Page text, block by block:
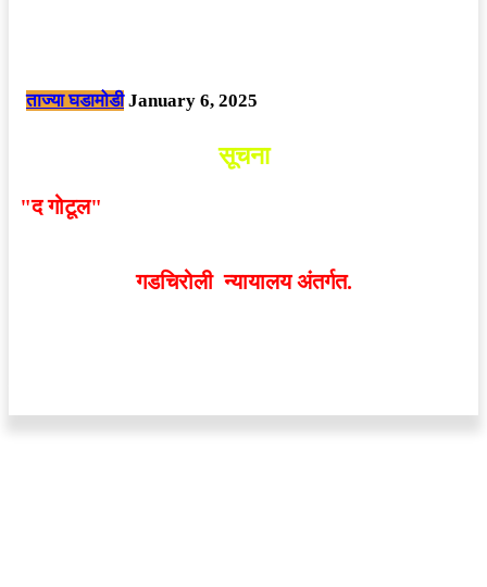
ताज्या घडामोडी January 6, 2025
सूचना
"द गोटूल"
गडचिरोली न्यायालय अंतर्गत.